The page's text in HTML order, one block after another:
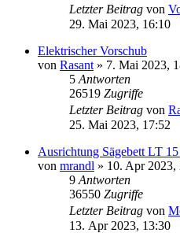
Letzter Beitrag von
29. Mai 2023, 16:10
Elektrischer Vorschub
von Rasant » 7. Mai 2023,
5 Antworten
26519 Zugriffe
Letzter Beitrag von
25. Mai 2023, 17:52
Ausrichtung Sägebett LT
von mrandl » 10. Apr 2023,
9 Antworten
36550 Zugriffe
Letzter Beitrag von
13. Apr 2023, 13:30